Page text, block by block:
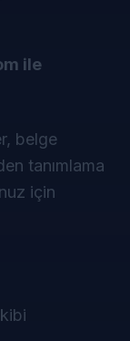
ile
belge
tanımlama
için